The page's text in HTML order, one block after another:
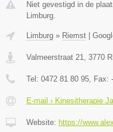
Niet gevestigd in de
Limburg.
Limburg » Riemst
Valmeerstraat 21 3770
Tel: 0472 81 80 95 , Fax: -
E-mail › Kinesitherapie
Website: https://